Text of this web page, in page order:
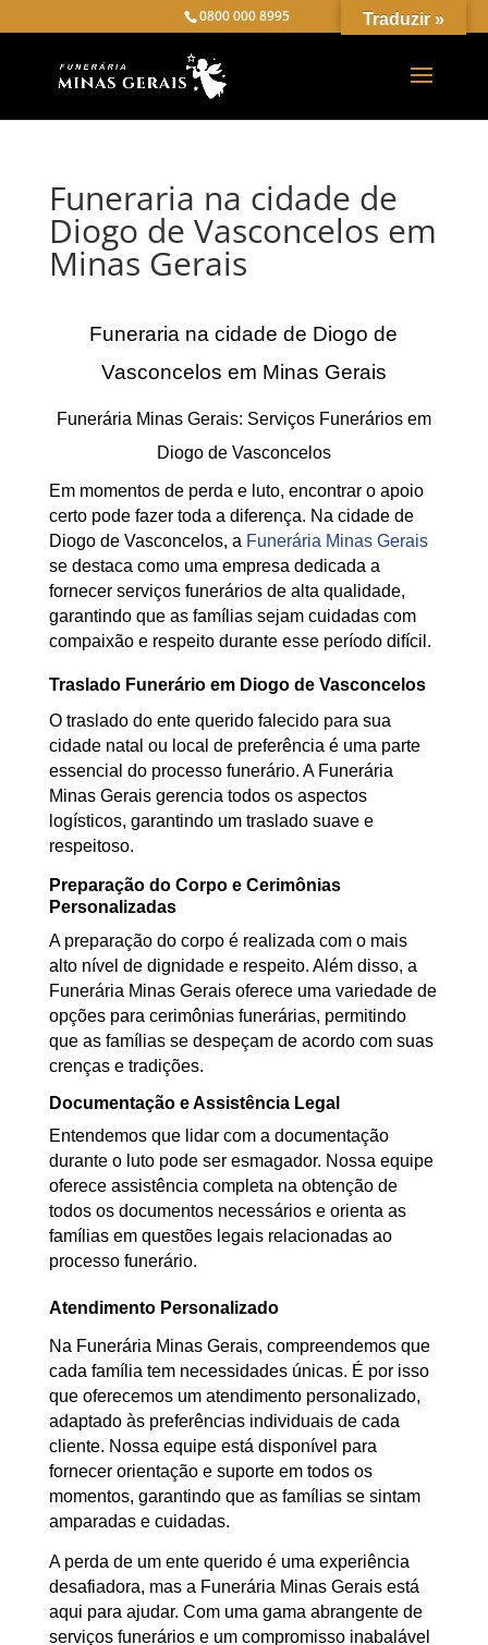
0800 000 8995
Funeraria na cidade de
Diogo de Vasconcelos em
Minas Gerais
Funeraria na cidade de Diogo de
Vasconcelos em Minas Gerais
Funerária Minas Gerais: Serviços Funerários em
Diogo de Vasconcelos
Em momentos de perda e luto, encontrar o apoio
certo pode fazer toda a diferença. Na cidade de
Diogo de Vasconcelos, a Funerária Minas Gerais
se destaca como uma empresa dedicada a
fornecer serviços funerários de alta qualidade,
garantindo que as famílias sejam cuidadas com
compaixão e respeito durante esse período difícil.
Traslado Funerário em Diogo de Vasconcelos
O traslado do ente querido falecido para sua
cidade natal ou local de preferência é uma parte
essencial do processo funerário. A Funerária
Minas Gerais gerencia todos os aspectos
logísticos, garantindo um traslado suave e
respeitoso.
Preparação do Corpo e Cerimônias
Personalizadas
A preparação do corpo é realizada com o mais
alto nível de dignidade e respeito. Além disso, a
Funerária Minas Gerais oferece uma variedade de
opções para cerimônias funerárias, permitindo
que as famílias se despeçam de acordo com suas
crenças e tradições.
Documentação e Assistência Legal
Entendemos que lidar com a documentação
durante o luto pode ser esmagador. Nossa equipe
oferece assistência completa na obtenção de
todos os documentos necessários e orienta as
famílias em questões legais relacionadas ao
processo funerário.
Atendimento Personalizado
Na Funerária Minas Gerais, compreendemos que
cada família tem necessidades únicas. É por isso
que oferecemos um atendimento personalizado,
adaptado às preferências individuais de cada
cliente. Nossa equipe está disponível para
fornecer orientação e suporte em todos os
momentos, garantindo que as famílias se sintam
amparadas e cuidadas.
A perda de um ente querido é uma experiência
desafiadora, mas a Funerária Minas Gerais está
aqui para ajudar. Com uma gama abrangente de
serviços funerários e um compromisso inabalável
Traduzir »